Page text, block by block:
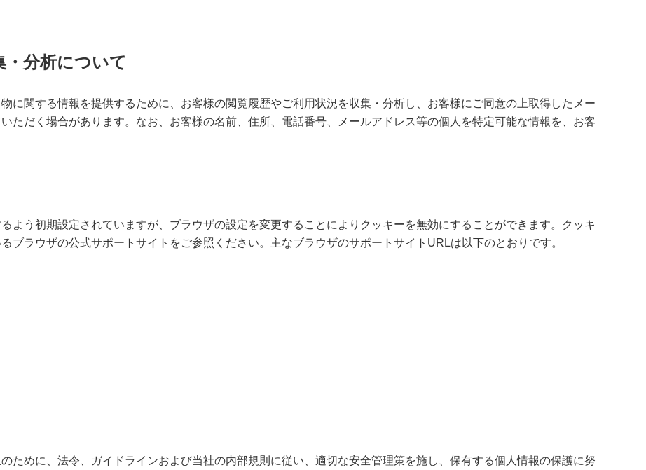
分析について
に関する情報を提供するために、お客様の閲覧履歴やご利用状況を収集・分析し、お客様にご同意の上取得したメー
ただく場合があります。なお、お客様の名前、住所、電話番号、メールアドレス等の個人を特定可能な情報を、お客
よう初期設定されていますが、ブラウザの設定を変更することによりクッキーを無効にすることができます。クッキ
ブラウザの公式サポートサイトをご参照ください。主なブラウザのサポートサイトURLは以下のとおりです。
ために、法令、ガイドラインおよび当社の内部規則に従い、適切な安全管理策を施し、保有する個人情報の保護に努